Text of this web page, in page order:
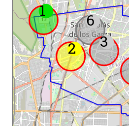
Aceptable
Mala
Muy
mala
Extr.
mala
3
1
2
6